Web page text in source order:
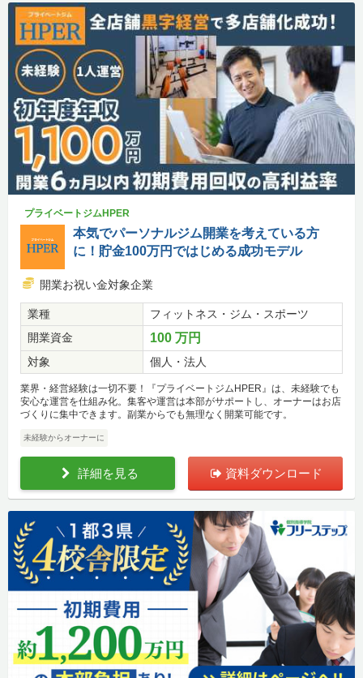
プライベートジムHPER
本気でパーソナルジム開業を考えている方
に！貯金100万円ではじめる成功モデル
開業お祝い金対象企業
業種
フィットネス・ジム・スポーツ
開業資金
100 万円
対象 個人・法人
業界・経営経験は一切不要！『プライベートジムHPER』は、未経験でも
安心な運営を仕組み化。集客や運営は本部がサポートし、オーナーはお店
づくりに集中できます。副業からでも無理なく開業可能です。
未経験からオーナーに
詳細を見る 資料ダウンロード